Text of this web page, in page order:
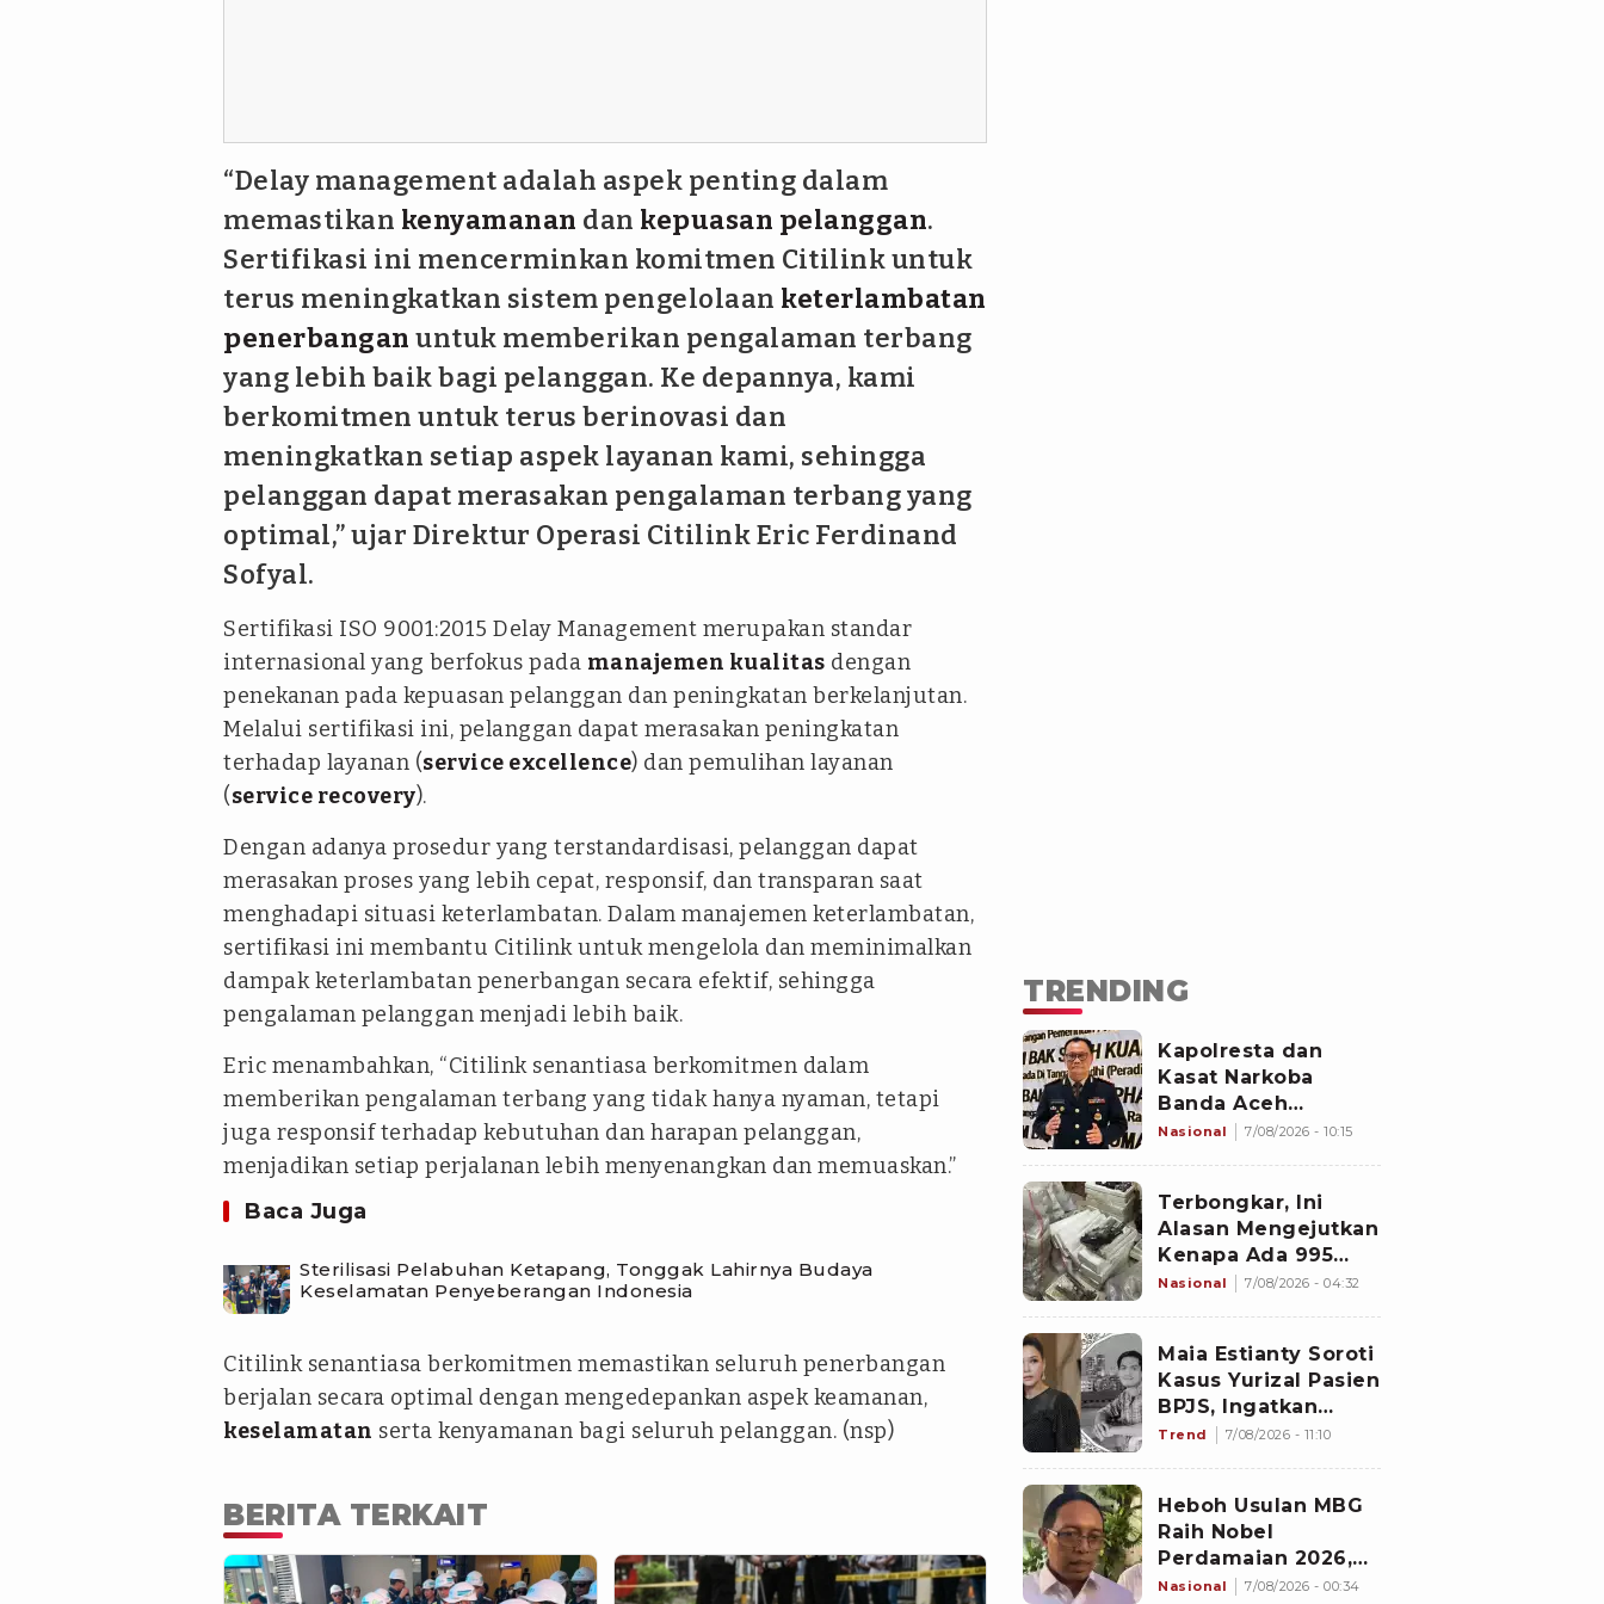
“Delay management adalah aspek penting dalam
memastikan kenyamanan dan kepuasan pelanggan.
Sertifikasi ini mencerminkan komitmen Citilink untuk
terus meningkatkan sistem pengelolaan keterlambatan
penerbangan untuk memberikan pengalaman terbang
yang lebih baik bagi pelanggan. Ke depannya, kami
berkomitmen untuk terus berinovasi dan
meningkatkan setiap aspek layanan kami, sehingga
pelanggan dapat merasakan pengalaman terbang yang
optimal,” ujar Direktur Operasi Citilink Eric Ferdinand
Sofyal.
Sertifikasi ISO 9001:2015 Delay Management merupakan standar
internasional yang berfokus pada manajemen kualitas dengan
penekanan pada kepuasan pelanggan dan peningkatan berkelanjutan.
Melalui sertifikasi ini, pelanggan dapat merasakan peningkatan
terhadap layanan (service excellence) dan pemulihan layanan
(service recovery).
Dengan adanya prosedur yang terstandardisasi, pelanggan dapat
merasakan proses yang lebih cepat, responsif, dan transparan saat
menghadapi situasi keterlambatan. Dalam manajemen keterlambatan,
sertifikasi ini membantu Citilink untuk mengelola dan meminimalkan
dampak keterlambatan penerbangan secara efektif, sehingga
pengalaman pelanggan menjadi lebih baik.
Eric menambahkan, “Citilink senantiasa berkomitmen dalam
memberikan pengalaman terbang yang tidak hanya nyaman, tetapi
juga responsif terhadap kebutuhan dan harapan pelanggan,
menjadikan setiap perjalanan lebih menyenangkan dan memuaskan.”
Baca Juga
Sterilisasi Pelabuhan Ketapang, Tonggak Lahirnya Budaya
Keselamatan Penyeberangan Indonesia
Citilink senantiasa berkomitmen memastikan seluruh penerbangan
berjalan secara optimal dengan mengedepankan aspek keamanan,
keselamatan serta kenyamanan bagi seluruh pelanggan. (nsp)
BERITA TERKAIT
TRENDING
Kapolresta dan
Kasat Narkoba
Banda Aceh
Diperiksa
Nasional 7/08/2026 - 10:15
Terbongkar, Ini
Alasan Mengejutkan
Kenapa Ada 995
Senjata di Dalam
Nasional 7/08/2026 - 04:32
Maia Estianty Soroti
Kasus Yurizal Pasien
BPJS, Ingatkan
Nakes untuk Jaga
Trend 7/08/2026 - 11:10
Heboh Usulan MBG
Raih Nobel
Perdamaian 2026,
Istana Akhirnya
Nasional 7/08/2026 - 00:34